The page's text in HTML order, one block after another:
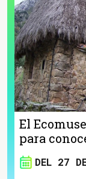
El
para
DEL 27